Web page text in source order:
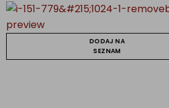
DODAJ NA
SEZNAM